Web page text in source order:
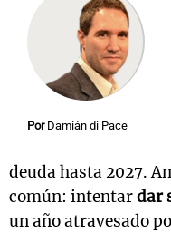
Por Damián di Pace
deuda hasta 2027.
común: intentardar
un año atravesado